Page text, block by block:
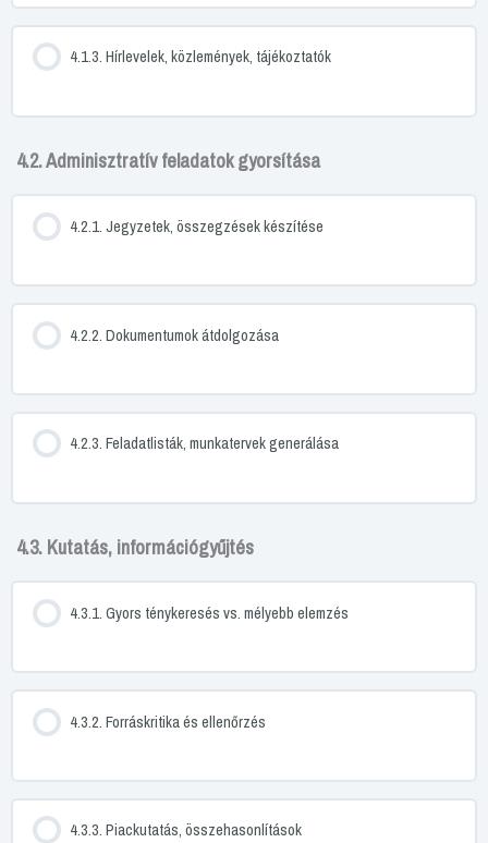
4.1.3. Hírlevelek, közlemények, tájékoztatók
4.2. Adminisztratív feladatok gyorsítása
4.2.1. Jegyzetek, összegzések készítése
4.2.2. Dokumentumok átdolgozása
4.2.3. Feladatlisták, munkatervek generálása
4.3. Kutatás, információgyűjtés
4.3.1. Gyors ténykeresés vs. mélyebb elemzés
4.3.2. Forráskritika és ellenőrzés
4.3.3. Piackutatás, összehasonlítások